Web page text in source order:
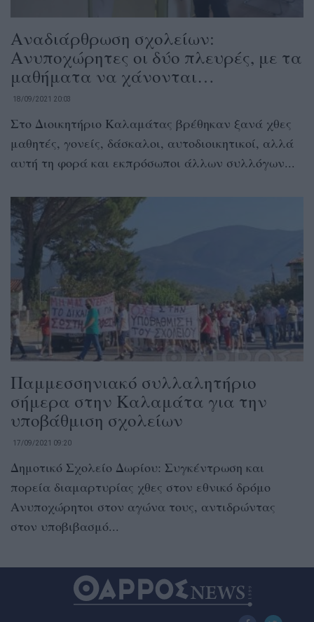
Αναδιάρθρωση σχολείων:
Ανυποχώρητες οι δύο πλευρές, με τα
μαθήματα να χάνονται…
18/09/2021 20:03
Στο Διοικητήριο Καλαμάτας βρέθηκαν ξανά χθες
μαθητές, γονείς, δάσκαλοι, αυτοδιοικητικοί, αλλά
αυτή τη φορά και εκπρόσωποι άλλων συλλόγων...
Παμμεσσηνιακό συλλαλητήριο
σήμερα στην Καλαμάτα για την
υποβάθμιση σχολείων
17/09/2021 09:20
Δημοτικό Σχολείο Δωρίου: Συγκέντρωση και
πορεία διαμαρτυρίας χθες στον εθνικό δρόμο
Ανυποχώρητοι στον αγώνα τους, αντιδρώντας
στον υποβιβασμό...